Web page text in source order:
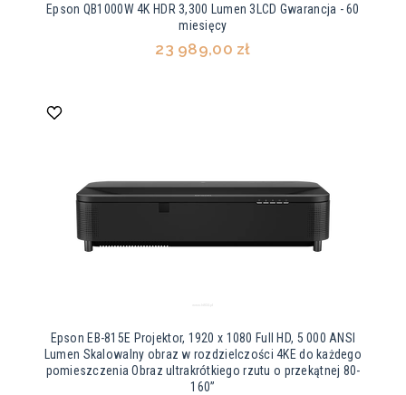
Epson QB1000W 4K HDR 3,300 Lumen 3LCD Gwarancja - 60
miesięcy
23 989,00 zł
Epson EB-815E Projektor, 1920 x 1080 Full HD, 5 000 ANSI
Lumen Skalowalny obraz w rozdzielczości 4KE do każdego
pomieszczenia Obraz ultrakrótkiego rzutu o przekątnej 80-
160”